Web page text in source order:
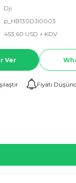
Dji
p_HB130DJI0003
453,60 USD + KDV
Ver
Fiyatı